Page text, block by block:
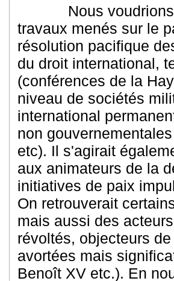
Nous voudrions
travaux menés sur le
résolution pacifique
du droit international,
(conférences de la
niveau de sociétés
international
non
etc). Il s'agirait
aux animateurs de la
initiatives de paix
On retrouverait
mais aussi des
révoltés, objecteurs
avortées mais
Benoît XV etc.). En